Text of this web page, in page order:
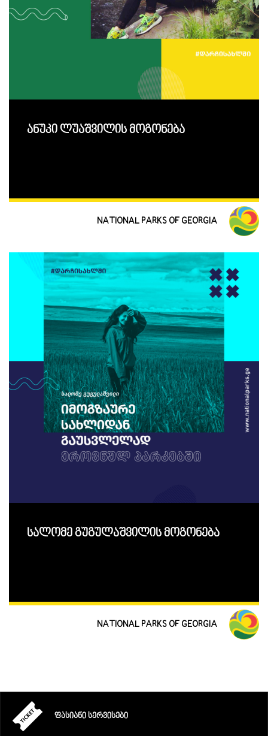
ანუკი ლუაშვილის მოგონება
NATIONAL PARKS OF GEORGIA
სალომე გუგულაშვილის მოგონება
NATIONAL PARKS OF GEORGIA
ᲤᲐᲡᲘᲐᲜᲘ ᲡᲔᲠᲕᲘᲡᲔᲑᲘ